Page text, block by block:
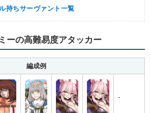
持ちサーヴァント一覧
ーの高難易度アタッカー
編成例
-